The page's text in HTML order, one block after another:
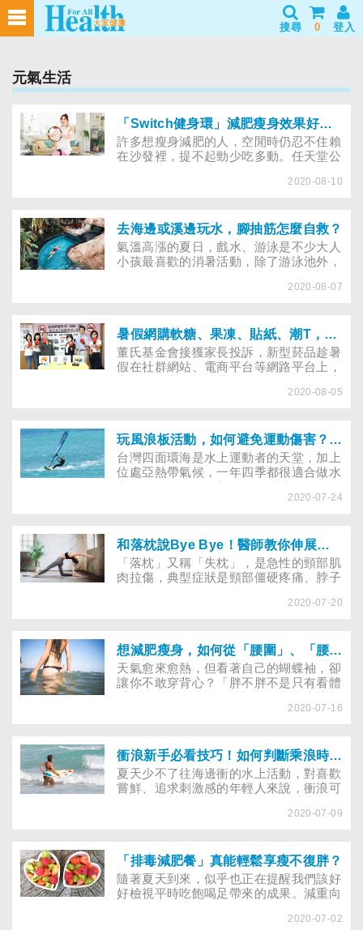
搜尋 0 登入
元氣生活
「Switch健身環」減肥瘦身效果好嗎？入手前先搞懂減脂關鍵
許多想瘦身減肥的人，空閒時仍忍不住賴
在沙發裡，提不起勁少吃多動。任天堂公
身類體感遊戲──《健身環大冒險》，透
要進行深蹲、高抬腿等健身技能，才能攻
擊或防守。曾有位日本媽媽靠著飲食控制
及使用健身環，9個月內瘦了20公斤，打
怪還能健身，吸引不少男女嘗試。只是，
單純販售遊戲軟體的平台較少見，業者多
品的售價早已超過單買遊戲軟體的2550
元，是否值得入手，也讓一些人猶豫。以
下專訪復健科醫師，為你分析使用健身環
的優缺點！
2020-08-10
去海邊或溪邊玩水，腳抽筋怎麼自救？
氣溫高漲的夏日，戲水、游泳是不少大人
小孩最喜歡的消暑活動，除了游泳池外，
域。然而，長時間玩水，最擔心遇到抽筋
岸邊？
2020-08-07
暑假網購軟糖、果凍、貼紙、潮T，竟全是電子煙、加熱煙等「新型菸品」的交易代號！
董氏基金會接獲家長投訴，新型菸品趁暑
假在社群網站、電商平台等網路平台上，
直接取貨，甚至連捷運站出口也可面交，
型菸品為躲避法律取締，以軟糖、果凍、
貼紙、潮T……等有繽紛色彩的物品為代
號，恣意在網路販賣，「勾癮」孩子，呼
籲政府，別再光說不練，拿出魄力，推動
台灣超過13年未修訂的《菸害防制法》修
2020-08-05
玩風浪板活動，如何避免運動傷害？什麼是「梨狀肌症候群」？
台灣四面環海是水上運動者的天堂，加上
位處亞熱帶氣候，一年四季都很適合做水
亂出國旅遊的計畫，不少民眾都選擇到澎
像是浮潛、衝浪、透明獨木舟、SUP（立
槳）、香蕉船、風浪板……等等，無不吸
引遊客體驗。本文帶您認識「風浪板」，
並說明該如何預防體驗後，出現「梨狀肌
2020-07-24
和落枕說Bye Bye！醫師教你伸展護肩頸
「落枕」又稱「失枕」，是急性的頸部肌
肉拉傷，典型症狀是頸部僵硬疼痛、脖子
都感覺很困難。想要緩解「非疾病期」的
2020-07-20
想減肥瘦身，如何從「腰圍」、「腰臀比」和「體脂肪」判斷是肥胖，還是虛胖？
天氣愈來愈熱，但看著自己的蝴蝶袖，卻
讓你不敢穿背心？「胖不胖不是只有看體
何判斷自己是否過胖呢？專攻腸胃道健康
醫師，日前在臉書上分享四種常見的肥胖
類型，並提供「腰臀比」和「體脂肪」等
指標，幫助民眾釐清自己是否「過胖」！
2020-07-16
衝浪新手必看技巧！如何判斷乘浪時間點、避免搶浪、遇到離岸流怎麼辦？自救之道大解惑
夏天少不了往海邊衝的水上活動，對喜歡
嘗鮮、追求刺激感的年輕人來說，衝浪可
波又一波的浪潮以前，若沒有一點衝浪知
窩處，造成左眼瘀青、浮腫，差點失明。
想學衝浪又害怕引起嚴重的運動傷害嗎？
別擔心！以下請來有多年衝浪經驗的教練
幫你快速溫習！
2020-07-09
「排毒減肥餐」真能輕鬆享瘦不復胖？
隨著夏天到來，似乎也正在提醒我們該好
好檢視平時吃飽喝足帶來的成果。減重向
有人提出新穎的瘦身方式，吸引許多愛美
2020-07-02